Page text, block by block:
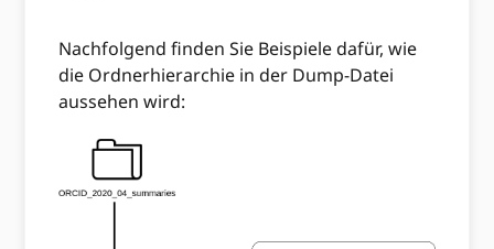
Nachfolgend finden Sie Beispiele dafür, wie
die Ordnerhierarchie in der Dump-Datei
aussehen wird: